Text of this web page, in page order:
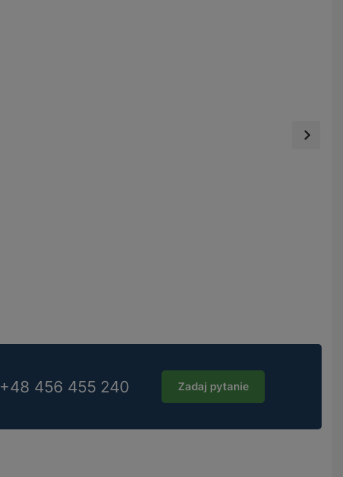
+48 456 455 240 Zadaj pytanie